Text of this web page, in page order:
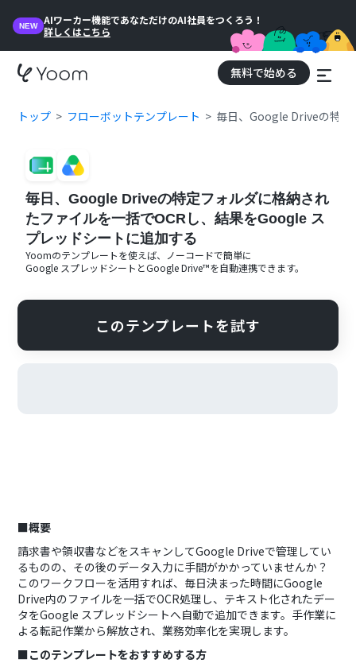
NEW
AIワーカー機能であなただけのAI社員をつくろう！
詳しくはこちら
無料で始める
トップ フローボットテンプレート 毎日、Google Driveの特定
毎日、Google Driveの特定フォルダに格納され
たファイルを一括でOCRし、結果をGoogle ス
プレッドシートに追加する
Yoomのテンプレートを使えば、ノーコードで簡単に
Google スプレッドシート とGoogle Drive™を自動連携できます。
このテンプレートを試す
■概要
請求書や領収書などをスキャンしてGoogle Driveで管理してい
るものの、その後のデータ入力に手間がかかっていませんか？
このワークフローを活用すれば、毎日決まった時間にGoogle
Drive内のファイルを一括でOCR処理し、テキスト化されたデー
タをGoogle スプレッドシートへ自動で追加できます。手作業に
よる転記作業から解放され、業務効率化を実現します。
■このテンプレートをおすすめする方